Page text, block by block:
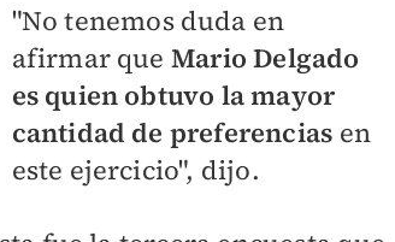
"No tenemos duda en
afirmar que Mario Delgado
es quien obtuvo la mayor
cantidad de preferencias en
este ejercicio", dijo.